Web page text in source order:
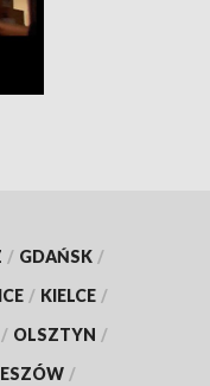
/ GDAŃSK /
/ KIELCE /
/ OLSZTYN /
/